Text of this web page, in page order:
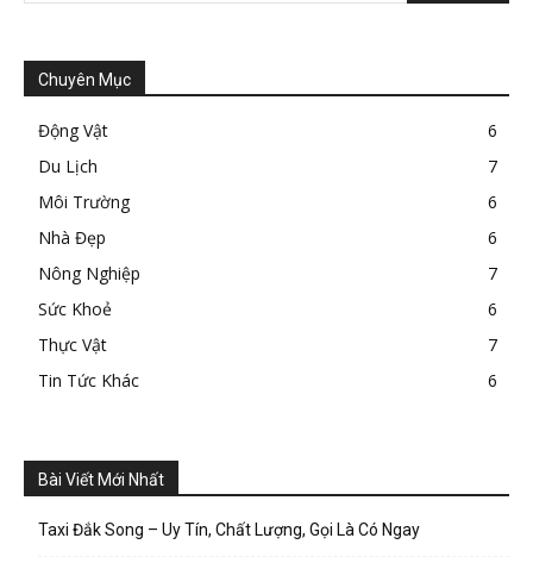
Chuyên Mục
Động Vật
6
Du Lịch
7
Môi Trường
6
Nhà Đẹp
6
Nông Nghiệp
7
Sức Khoẻ
6
Thực Vật
7
Tin Tức Khác
6
Bài Viết Mới Nhất
Taxi Đắk Song – Uy Tín, Chất Lượng, Gọi Là Có Ngay